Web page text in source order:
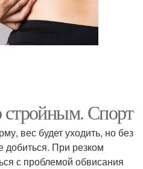
стройным. Спорт
вес будет уходить, но без
добиться. При резком
с проблемой обвисания